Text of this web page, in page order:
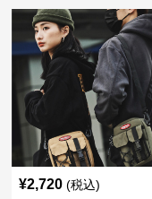
¥2,720 (税込)